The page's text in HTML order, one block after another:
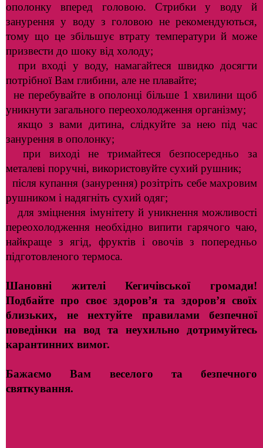
ополонку вперед головою. Стрибки у воду й
занурення у воду з головою не рекомендуються,
тому що це збільшує втрату температури й може
призвести до шоку від холоду;
при вході у воду, намагайтеся швидко досягти
потрібної Вам глибини, але не плавайте;
не перебувайте в ополонці більше 1 хвилини щоб
уникнути загального переохолодження організму;
якщо з вами дитина, слідкуйте за нею під час
занурення в ополонку;
при виході не тримайтеся безпосередньо за
металеві поручні, використовуйте сухий рушник;
після купання (занурення) розітріть себе махровим
рушником і надягніть сухий одяг;
для зміцнення імунітету й уникнення можливості
переохолодження необхідно випити гарячого чаю,
найкраще з ягід, фруктів і овочів з попередньо
підготовленого термоса.
Шановні жителі Кегичівської громади!
Подбайте про своє здоров’я та здоров’я своїх
близьких, не нехтуйте правилами безпечної
поведінки на вод та неухильно дотримуйтесь
карантинних вимог.
Бажаємо Вам веселого та безпечного
святкування.